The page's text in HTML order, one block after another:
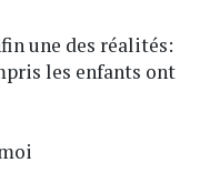
une des réalités:
les enfants ont